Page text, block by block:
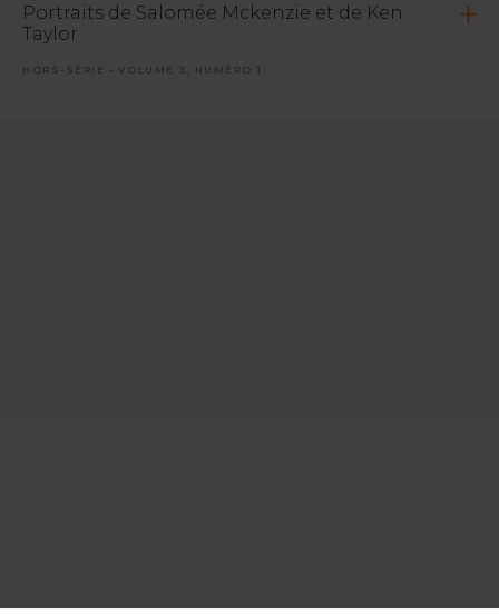
Portraits de Salomée Mckenzie et de Ken
Taylor
HORS-SÉRIE - VOLUME 3, NUMÉRO 1